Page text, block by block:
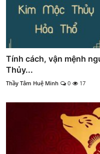
Tính cách, vận mệnh
Thủy...
Thầy Tâm Huệ Minh 0 17